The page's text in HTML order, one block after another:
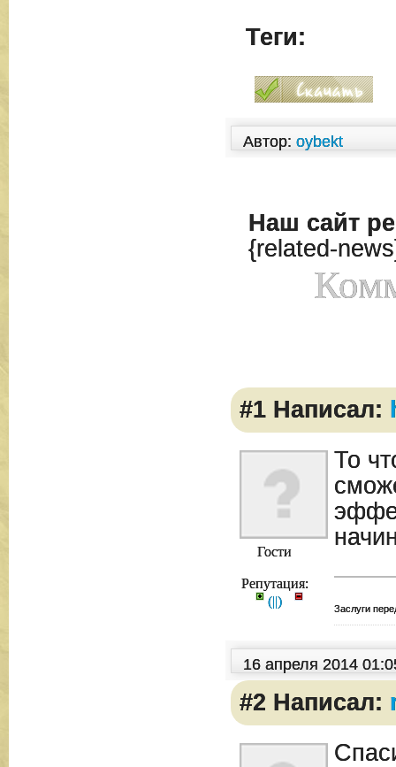
Теги:
Автор: oybekt
Наш сайт
{related-
#1 Написал:
Гости
Репутация:
(||)
То
Заслуги
16 апреля 2014
#2 Написал: